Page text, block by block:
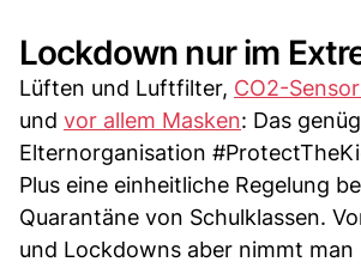
Lockdown nur im
Lüften und Luftfilter, CO2-
und vor allem Masken: Das
Elternorganisation
Plus eine einheitliche Regelung
Quarantäne von Schulklassen.
und Lockdowns aber nimmt